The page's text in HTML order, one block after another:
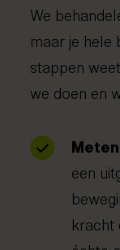
We
maar je hele
stappen
we doen en
Meten
een
kracht